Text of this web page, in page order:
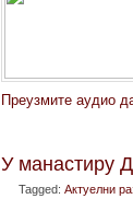
Преузмите аудио
У манастиру
Tagged: Актуелни